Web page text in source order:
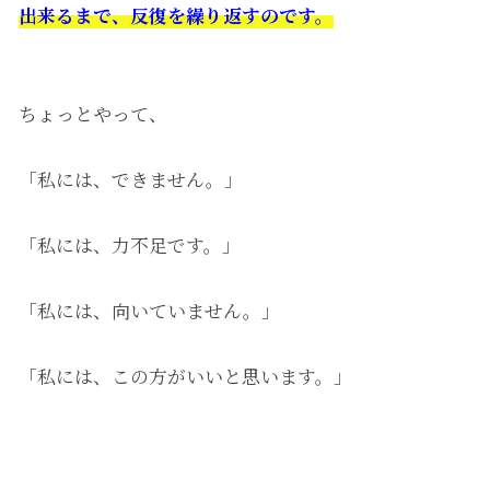
出来るまで、反復を繰り返すのです。
ちょっとやって、
「私には、できません。」
「私には、力不足です。」
「私には、向いていません。」
「私には、この方がいいと思います。」